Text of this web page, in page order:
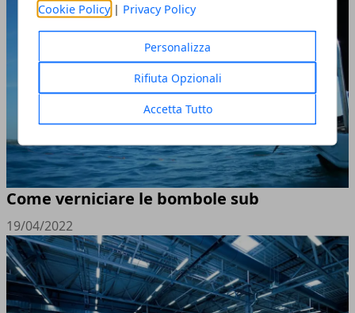
Cookie Policy | Privacy Policy
Personalizza
Rifiuta Opzionali
Accetta Tutto
Come verniciare le bombole sub
19/04/2022